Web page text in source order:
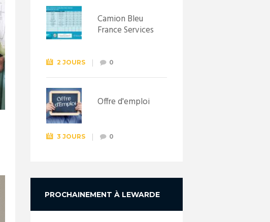
Camion Bleu
France Services
2 JOURS 0
Offre d'emploi
3 JOURS 0
PROCHAINEMENT À LEWARDE